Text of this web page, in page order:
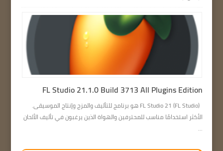
FL Studio 21.1.0 Build 3713 All Plugins Edition
FL Studio 21 (FL Studio) هو برنامج للتأليف والمزج وإنتاج الموسيقى.
الأكثر استخدامًا مناسب للمحترفين والهواة الذين يرغبون في تأليف الألحان
...